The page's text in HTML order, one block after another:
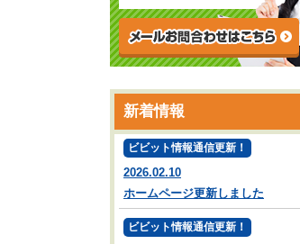
新着情報
ビビット情報通信更新！
2026.02.10
ホームページ更新しました
ビビット情報通信更新！